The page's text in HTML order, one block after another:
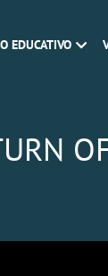
EDUCATIVO